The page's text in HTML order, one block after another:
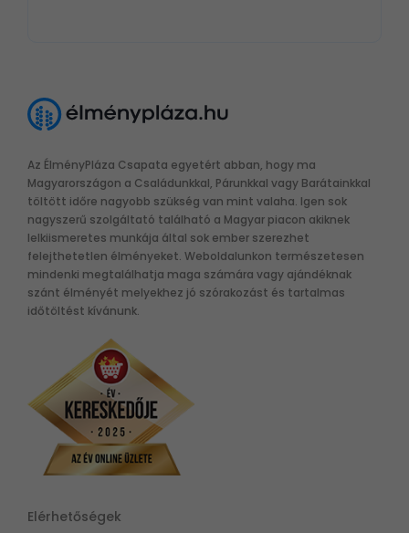
Az ÉlményPláza Csapata egyetért abban, hogy ma
Magyarországon a Családunkkal, Párunkkal vagy Barátainkkal
töltött időre nagyobb szükség van mint valaha. Igen sok
nagyszerű szolgáltató található a Magyar piacon akiknek
lelkiismeretes munkája által sok ember szerezhet
felejthetetlen élményeket. Weboldalunkon természetesen
mindenki megtalálhatja maga számára vagy ajándéknak
szánt élményét melyekhez jó szórakozást és tartalmas
időtöltést kívánunk.
Elérhetőségek